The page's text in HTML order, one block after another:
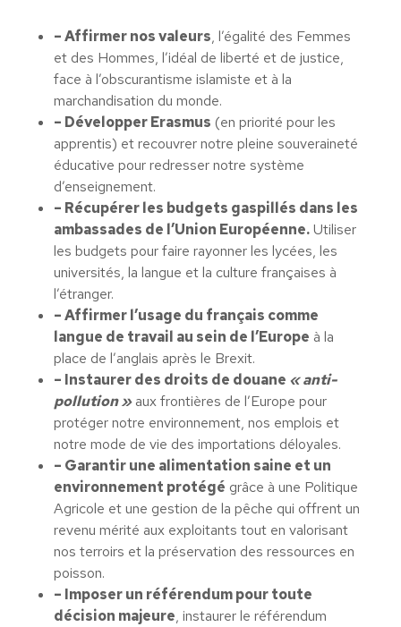
– Affirmer nos valeurs, l’égalité des Femmes
et des Hommes, l’idéal de liberté et de justice,
face à l’obscurantisme islamiste et à la
marchandisation du monde.
– Développer Erasmus (en priorité pour les
apprentis) et recouvrer notre pleine souveraineté
éducative pour redresser notre système
d’enseignement.
– Récupérer les budgets gaspillés dans les
ambassades de l’Union Européenne.Utiliser
les budgets pour faire rayonner les lycées, les
universités, la langue et la culture françaises à
l’étranger.
– Affirmer l’usage du français comme
langue de travail au sein de l’Europe à la
place de l’anglais après le Brexit.
– Instaurer des droits de douane « anti-
pollution »aux frontières de l’Europe pour
protéger notre environnement, nos emplois et
notre mode de vie des importations déloyales.
– Garantir une alimentation saine et un
environnement protégé grâce à une Politique
Agricole et une gestion de la pêche qui offrent un
revenu mérité aux exploitants tout en valorisant
nos terroirs et la préservation des ressources en
poisson.
– Imposer un référendum pour toute
décision majeure, instaurer le référendum